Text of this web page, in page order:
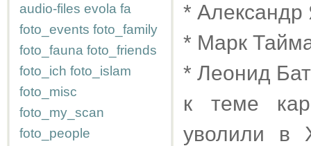
audio-files evola fa
foto_events foto_family
foto_fauna foto_friends
foto_ich foto_islam
foto_misc
foto_my_scan
foto_people
* Александр
* Марк
* Леонид
к теме
уволили в